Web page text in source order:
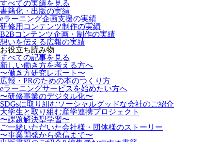
すべての実績を見る
書籍化・出版の実績
eラーニング企画支援の実績
研修用コンテンツ制作の実績
B2Bコンテンツ企画・制作の実績
想いを伝える広報の実績
お役立ち読み物
すべての記事を見る
新しい働き方を考える方へ
〜働き方研究レポート〜
広報・PRのための本のつくり方
eラーニングサービスを始めたい方へ
〜研修事業のデジタル化〜
SDGsに取り組むソーシャルグッドな会社のご紹介
大学生と取り組む産学連携プロジェクト
〜課題解決型学習〜
ご一緒いただいた会社様・団体様のストーリー
〜事業開発から発信まで〜